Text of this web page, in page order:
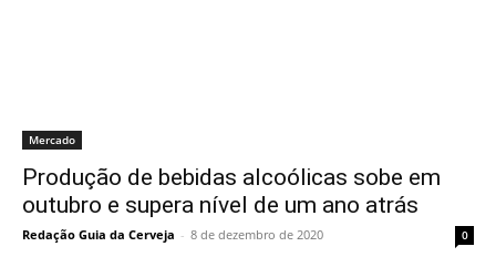
Mercado
Produção de bebidas alcoólicas sobe em
outubro e supera nível de um ano atrás
Redação Guia da Cerveja - 8 de dezembro de 2020 0